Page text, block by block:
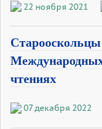
22 ноября 2021
чтениях
07 декабря 2022